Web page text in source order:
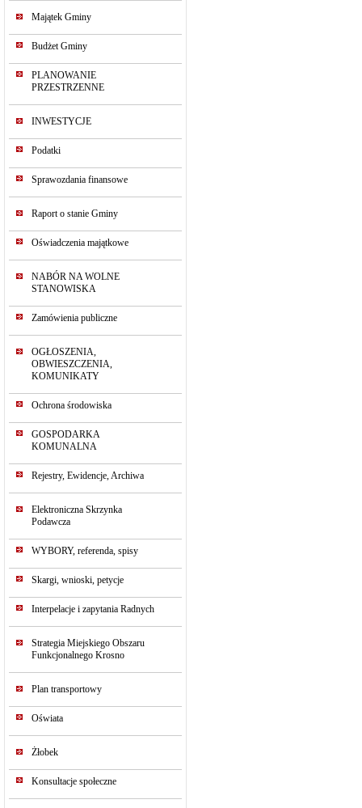
Majątek Gminy
Budżet Gminy
PLANOWANIE
PRZESTRZENNE
INWESTYCJE
Podatki
Sprawozdania finansowe
Raport o stanie Gminy
Oświadczenia majątkowe
NABÓR NA WOLNE
STANOWISKA
Zamówienia publiczne
OGŁOSZENIA,
OBWIESZCZENIA,
KOMUNIKATY
Ochrona środowiska
GOSPODARKA
KOMUNALNA
Rejestry, Ewidencje, Archiwa
Elektroniczna Skrzynka
Podawcza
WYBORY, referenda, spisy
Skargi, wnioski, petycje
Interpelacje i zapytania Radnych
Strategia Miejskiego Obszaru
Funkcjonalnego Krosno
Plan transportowy
Oświata
Żłobek
Konsultacje społeczne